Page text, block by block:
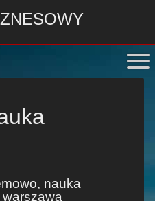
, nauka
warszawa